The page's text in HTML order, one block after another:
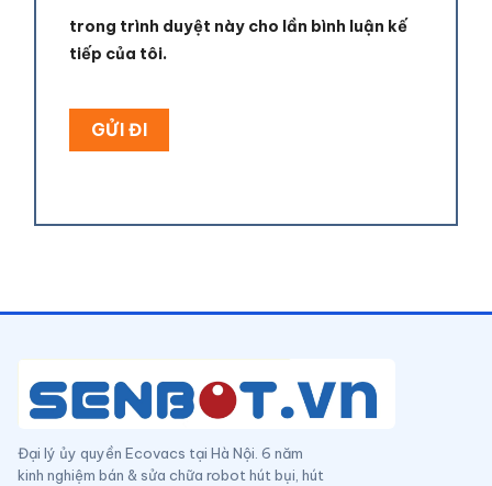
trong trình duyệt này cho lần bình luận kế
tiếp của tôi.
Đại lý ủy quyền Ecovacs tại Hà Nội. 6 năm
kinh nghiệm bán & sửa chữa robot hút bụi, hút